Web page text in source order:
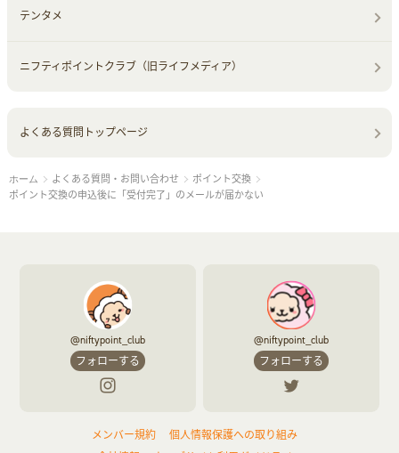
テンタメ
ニフティポイントクラブ（旧ライフメディア）
よくある質問トップページ
ホーム よくある質問・お問い合わせ
ポイント交換
ポイント交換の申込後に「受付完了」のメールが届かない
@niftypoint_club
フォローする
@niftypoint_club
フォローする
メンバー規約
個人情報保護への取り組み